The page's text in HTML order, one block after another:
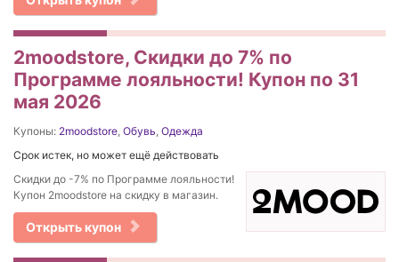
2moodstore, Скидки до 7% по
Программе лояльности! Купон по 31
мая 2026
Купоны: 2moodstore, Обувь, Одежда
Срок истек, но может ещё действовать
Скидки до -7% по Программе лояльности!
Купон 2moodstore на скидку в магазин.
Открыть купон